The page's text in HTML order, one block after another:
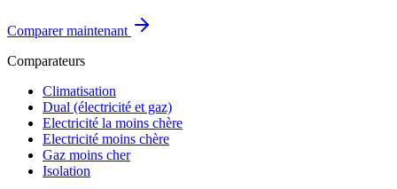
Comparer maintenant
Comparateurs
Climatisation
Dual (électricité et gaz)
Electricité la moins chère
Electricité moins chère
Gaz moins cher
Isolation